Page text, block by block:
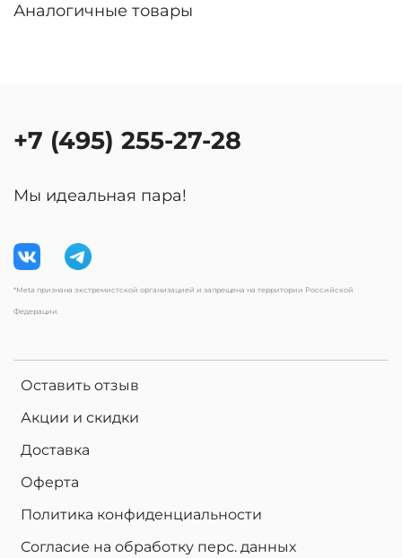
Аналогичные товары
Оставить отзыв
Акции и скидки
Доставка
Оферта
Политика конфиденциальности
Согласие на обработку перс. данных
+7 (495) 255-27-28
Мы идеальная пара!
*Meta признана экстремистской организацией и запрещена на территории Российской
Федерации.